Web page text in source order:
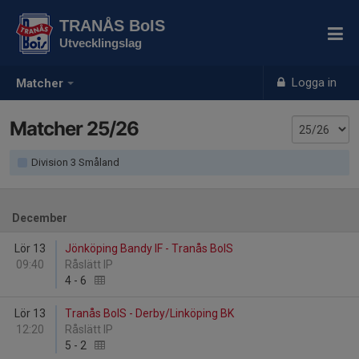
Matcher Logga in
TRANÅS BoIS
Utvecklingslag
Matcher 25/26
Division 3 Småland
December
Lör 13
09:40
Jönköping Bandy IF - Tranås BoIS
Råslätt IP
4 - 6
Lör 13
12:20
Tranås BoIS - Derby/Linköping BK
Råslätt IP
5 - 2